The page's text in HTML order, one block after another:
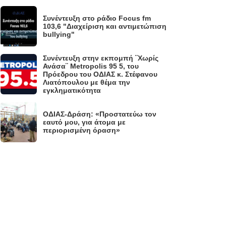
Συνέντευξη στο ράδιο Focus fm
103,6 "Διαχείριση και αντιμετώπιση
bullying"
Συνέντευξη στην εκπομπή ¨Χωρίς
Ανάσα¨ Metropolis 95 5, του
Πρόεδρου του ΟΔΙΑΣ κ. Στέφανου
Λιατόπουλου με θέμα την
εγκληματικότητα
ΟΔΙΑΣ-Δράση: «Προστατεύω τον
εαυτό μου, για άτομα με
περιορισμένη όραση»